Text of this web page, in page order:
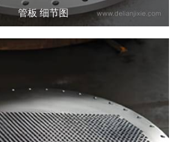
管板 细节图